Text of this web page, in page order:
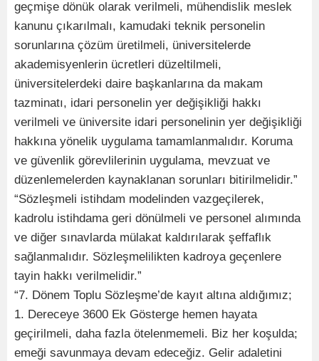
geçmişe dönük olarak verilmeli, mühendislik meslek
kanunu çıkarılmalı, kamudaki teknik personelin
sorunlarına çözüm üretilmeli, üniversitelerde
akademisyenlerin ücretleri düzeltilmeli,
üniversitelerdeki daire başkanlarına da makam
tazminatı, idari personelin yer değişikliği hakkı
verilmeli ve üniversite idari personelinin yer değişikliği
hakkına yönelik uygulama tamamlanmalıdır. Koruma
ve güvenlik görevlilerinin uygulama, mevzuat ve
düzenlemelerden kaynaklanan sorunları bitirilmelidir.”
“Sözleşmeli istihdam modelinden vazgeçilerek,
kadrolu istihdama geri dönülmeli ve personel alımında
ve diğer sınavlarda mülakat kaldırılarak şeffaflık
sağlanmalıdır. Sözleşmelilikten kadroya geçenlere
tayin hakkı verilmelidir.”
“7. Dönem Toplu Sözleşme’de kayıt altına aldığımız;
1. Dereceye 3600 Ek Gösterge hemen hayata
geçirilmeli, daha fazla ötelenmemeli. Biz her koşulda;
emeği savunmaya devam edeceğiz. Gelir adaletini